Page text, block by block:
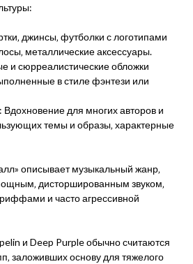
джинсы‚ футболки с логотипами
металлические аксессуары.
и сюрреалистические обложки
в стиле фэнтези или
Вдохновение для многих авторов и
темы и образы‚ характерные
описывает музыкальный жанр‚
дисторшированным звуком‚
и часто агрессивной
и Deep Purple обычно считаются
заложивших основу для тяжелого